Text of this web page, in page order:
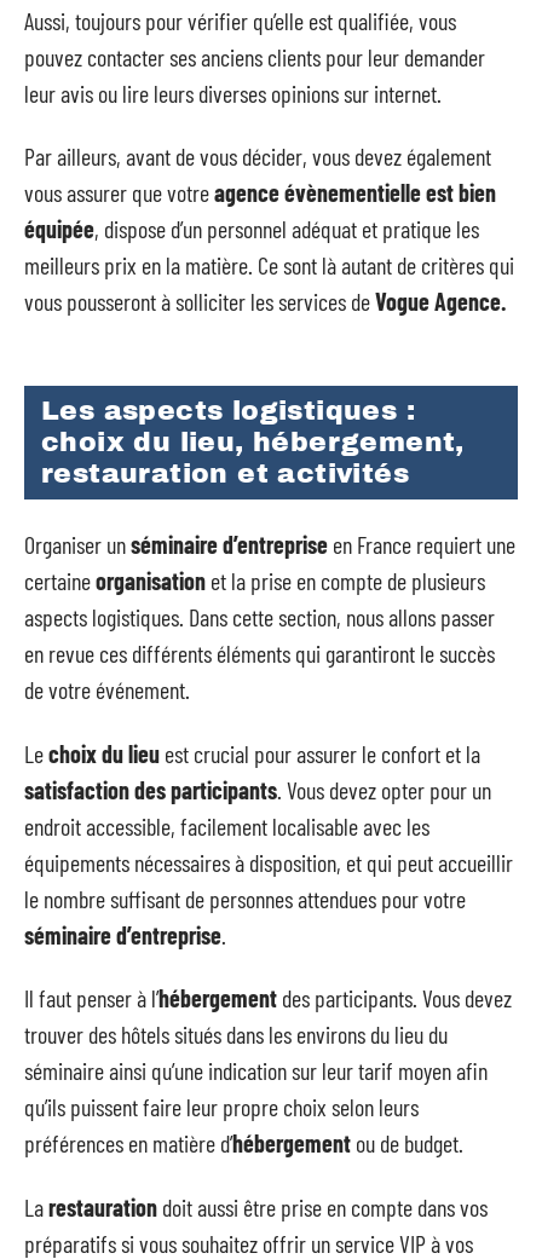
Aussi, toujours pour vérifier qu’elle est qualifiée, vous
pouvez contacter ses anciens clients pour leur demander
leur avis ou lire leurs diverses opinions sur internet.
Par ailleurs, avant de vous décider, vous devez également
vous assurer que votreagence évènementielle est bien
équipée, dispose d’un personnel adéquat et pratique les
meilleurs prix en la matière. Ce sont là autant de critères qui
vous pousseront à solliciter les services deVogue Agence.
Les aspects logistiques :
choix du lieu, hébergement,
restauration et activités
Organiser unséminaire d’entreprise en France requiert une
certaineorganisation et la prise en compte de plusieurs
aspects logistiques. Dans cette section, nous allons passer
en revue ces différents éléments qui garantiront le succès
de votre événement.
Lechoix du lieu est crucial pour assurer le confort et la
satisfaction des participants . Vous devez opter pour un
endroit accessible, facilement localisable avec les
équipements nécessaires à disposition, et qui peut accueillir
le nombre suffisant de personnes attendues pour votre
séminaire d’entreprise
Il faut penser à l’hébergement des participants. Vous devez
trouver des hôtels situés dans les environs du lieu du
séminaire ainsi qu’une indication sur leur tarif moyen afin
qu’ils puissent faire leur propre choix selon leurs
préférences en matière d’hébergement ou de budget.
Larestauration doit aussi être prise en compte dans vos
préparatifs si vous souhaitez offrir un service VIP à vos